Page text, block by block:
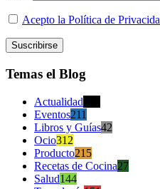
Acepto la Política de
Temas el Blog
Actualidad
Eventos211
Libros y Guías42
Ocio312
Producto215
Recetas de Cocina27
Salud144